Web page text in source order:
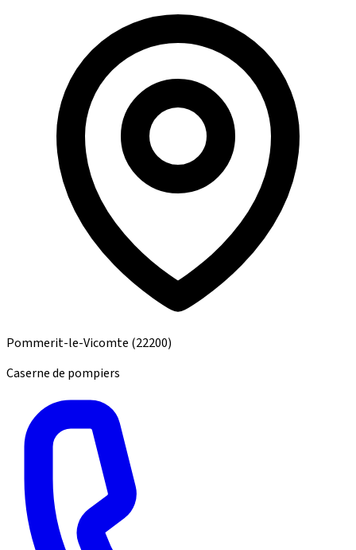
Pommerit-le-Vicomte (22200)
Caserne de pompiers